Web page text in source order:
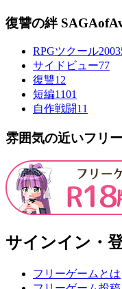
復讐の絆
RPGツクール2003
サイドビュー77
復讐12
短編1101
自作戦闘11
雰囲気の近いフリ
サインイン・
フリーゲームとは